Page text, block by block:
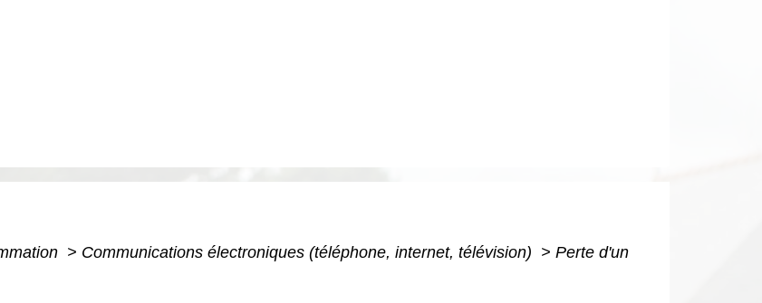
> Communications électroniques (téléphone, internet, télévision) > Perte d'un